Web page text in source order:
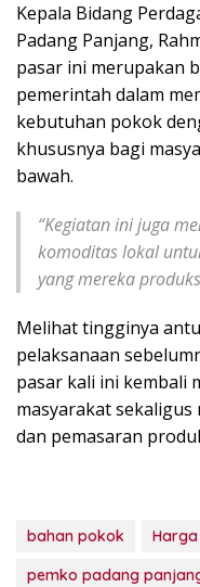
Kepala Bidang
Padang Panjang,
pasar ini merupakan
pemerintah dalam
kebutuhan pokok
khususnya bagi
bawah.
“Kegiatan ini juga
komoditas lokal
yang mereka
Melihat tingginya
pelaksanaan
pasar kali ini kembali
masyarakat
dan pemasaran
bahan pokok
pemko padang